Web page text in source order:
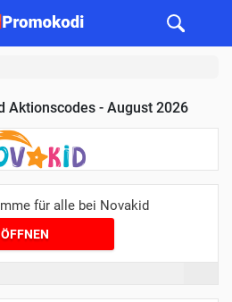
Aktionscodes - August 2026
für alle bei Novakid
ÖFFNEN